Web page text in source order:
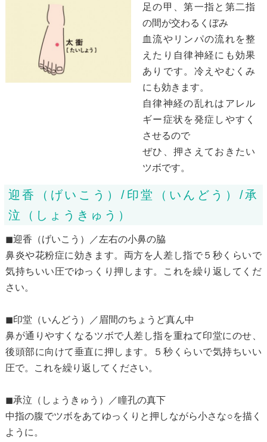
足の甲、第一指と第二指
の間が交わるくぼみ
血流やリンパの流れを整
えたり自律神経にも効果
ありです。冷えやむくみ
にも効きます。
自律神経の乱れはアレル
ギー症状を発症しやすく
させるので
ぜひ、押さえておきたい
ツボです。
迎香（げいこう）/印堂（いんどう）/承
泣（しょうきゅう）
◼︎迎香（げいこう）／左右の小鼻の脇
鼻炎や花粉症に効きます。両方を人差し指で５秒くらいで
気持ちいい圧でゆっくり押します。これを繰り返してくだ
さい。
◼︎印堂（いんどう）／眉間のちょうど真ん中
鼻が通りやすくなるツボで人差し指を重ねて印堂にのせ、
後頭部に向けて垂直に押します。５秒くらいで気持ちいい
圧で。これを繰り返してください。
◼︎承泣（しょうきゅう）／瞳孔の真下
中指の腹でツボをあてゆっくりと押しながら小さな○を描く
ように。